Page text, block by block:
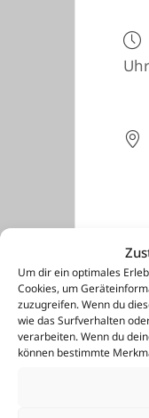
Um dir ein optimales
Cookies, um
zuzugreifen. Wenn du
wie das Surfverhalten
verarbeiten. Wenn du
können bestimmte
Anmeldung